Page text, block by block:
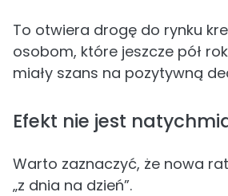
To otwiera drogę do rynku
osobom, które jeszcze pół
miały szans na pozytywną
Efekt nie jest
Warto zaznaczyć, że nowa
„z dnia na dzień”.